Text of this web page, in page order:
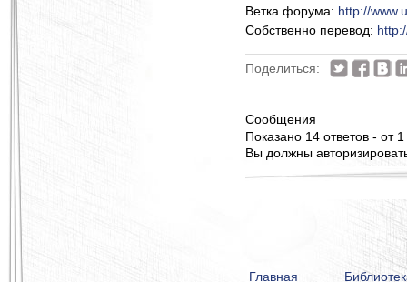
Ветка форума: http://
Собственно перевод:
Поделиться:
Сообщения
Показано 14 ответов - от
Вы должны
Главная